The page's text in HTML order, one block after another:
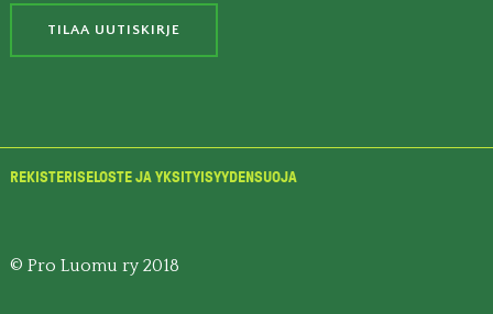
TILAA UUTISKIRJE
REKISTERISELOSTE JA YKSITYISYYDENSUOJA
© Pro Luomu ry 2018